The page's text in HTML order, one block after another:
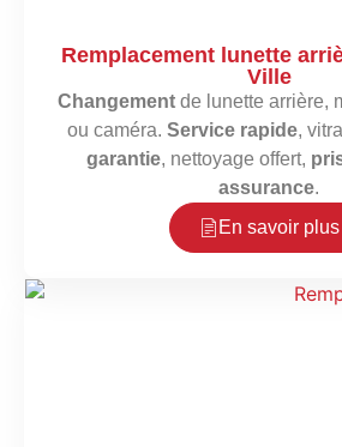
Remplacement lunette
Ville
Changement de lunette arrière,
ou caméra. Service rapide,
garantie, nettoyage offert,
assurance.
En savoir plus